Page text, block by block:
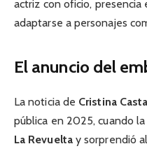
actriz con oficio, presencia
adaptarse a personajes
El anuncio del
La noticia de Cristina
pública en 2025, cuando
La Revueltay sorprendió